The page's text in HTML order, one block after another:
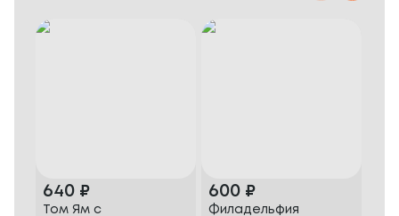
640 ₽
Том Ям с
600 ₽
Филадельфия